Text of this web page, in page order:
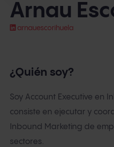
Arnau
arnauescorihuela
¿Quién soy?
Soy Account Executive en
consiste en ejecutar y
Inbound Marketing de
sectores.